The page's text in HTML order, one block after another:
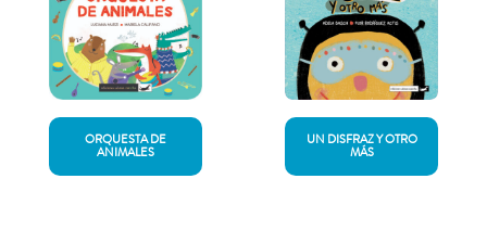
ORQUESTA DE
ANIMALES
UN DISFRAZ Y OTRO
MÁS